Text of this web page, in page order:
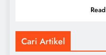
Cari Artikel